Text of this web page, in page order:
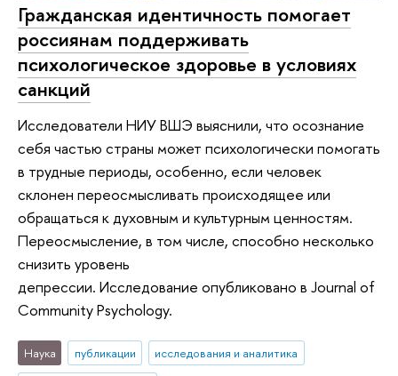
Гражданская идентичность помогает
россиянам поддерживать
психологическое здоровье в условиях
санкций
Исследователи НИУ ВШЭ выяснили, что осознание
себя частью страны может психологически помогать
в трудные периоды, особенно, если человек
склонен переосмысливать происходящее или
обращаться к духовным и культурным ценностям.
Переосмысление, в том числе, способно несколько
снизить уровень
депрессии. Исследование опубликовано в Journal of
Community Psychology.
Наука публикации
исследования и аналитика